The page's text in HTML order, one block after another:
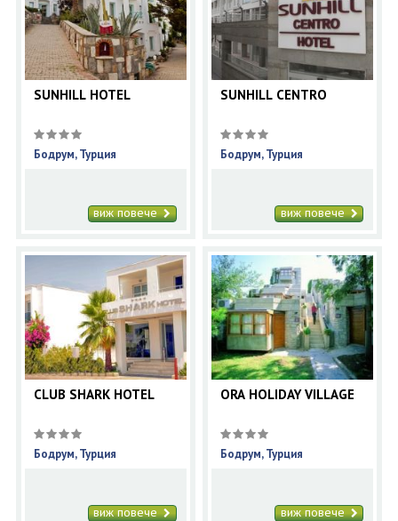
SUNHILL HOTEL
Бодрум, Турция
виж повече
SUNHILL CENTRO
Бодрум, Турция
виж повече
CLUB SHARK HOTEL
Бодрум, Турция
виж повече
ORA HOLIDAY VILLAGE
Бодрум, Турция
виж повече